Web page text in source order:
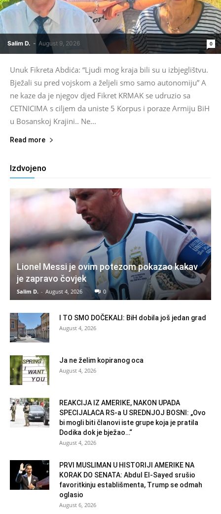
Salim D. - August 9, 2026 0
Unuk Fikreta Abdića: “Ljudi mog kraja bili su u izbjeglištvu.
Bježali su pred vojskom a željeli smo samo autonomiju” A
ne kaze da je njegov djed Fikret KRMAK se udruzio sa
CETNICIMA s ciljem da uniste 5 Korpus i poraze Armiju BiH
u Bosanskoj Krajini.. Ne...
Read more
Izdvojeno
Lionel Messi je ovim potezom pokazao kakav
je zapravo čovjek
Salim D. - August 4, 2026 0
I TO SMO DOČEKALI: BiH dobila još jedan grad
August 4, 2026
Ja ne želim kopiranog oca
August 4, 2026
REAKCIJA IZ AMERIKE, NAKON UPADA
SPECIJALACA RS-a U SREDNJOJ BOSNI: „Ovo
bi mogli biti članovi iste grupe koja je pratila
Dodika dok je bježao…“
August 4, 2026
PRVI MUSLIMAN U HISTORIJI AMERIKE NA
KORAK DO SENATA: Abdul El-Sayed srušio
favoritkinju establišmenta, Trump se odmah
oglasio
August 6, 2026